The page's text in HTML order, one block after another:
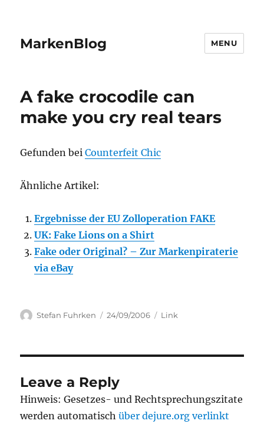
MarkenBlog MENU
A fake crocodile can
make you cry real tears
Gefunden beiCounterfeit Chic
Ähnliche Artikel:
Ergebnisse der EU Zolloperation FAKE
UK: Fake Lions on a Shirt
Fake oder Original? – Zur Markenpiraterie
via eBay
Author
Stefan Fuhrken
Posted
24/09/2006 Categories
Link
Leave a Reply
Hinweis: Gesetzes- und Rechtsprechungszitate
werden automatischüber dejure.org verlinkt